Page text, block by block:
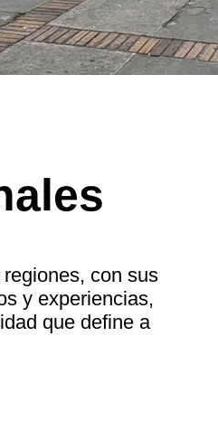
con sus
y experiencias,
que define a